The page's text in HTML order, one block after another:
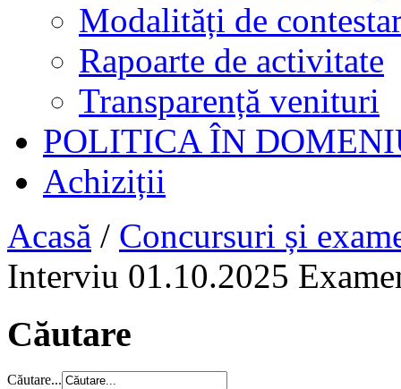
Modalități de
Rapoarte de activitate
Transparență venituri
POLITICA ÎN
Achiziții
Acasă / Concursuri și
Interviu 01.10.2025
Căutare
Căutare...